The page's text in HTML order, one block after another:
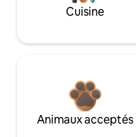
Cuisine
Animaux acceptés